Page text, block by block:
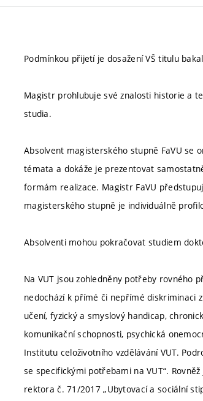
Podmínkou přijetí je dosažení VŠ titulu
Magistr prohlubuje své znalosti historie a
studia.
Absolvent magisterského stupně FaVU se
témata a dokáže je prezentovat
formám realizace. Magistr FaVU
magisterského stupně je individuálně
Absolventi mohou pokračovat studiem
Na VUT jsou zohledněny potřeby rovného
nedochází k přímé či nepřímé diskriminaci
učení, fyzický a smyslový handicap,
komunikační schopnosti, psychická
Institutu celoživotního vzdělávání VUT.
se specifickými potřebami na VUT“.
rektora č. 71/2017 „Ubytovací a sociální